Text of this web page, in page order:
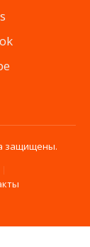
защищены.